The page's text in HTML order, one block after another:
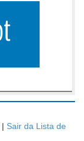
| Sair da Lista de